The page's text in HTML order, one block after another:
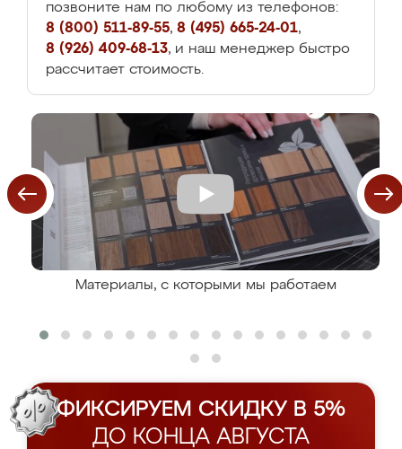
позвоните нам по любому из телефонов:
8 (800) 511-89-55, 8 (495) 665-24-01,
8 (926) 409-68-13, и наш менеджер быстро
рассчитает стоимость.
Материалы, с которыми мы работаем
ФИКСИРУЕМ СКИДКУ В 5%
ДО КОНЦА АВГУСТА